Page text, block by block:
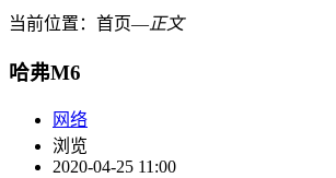
当前位置： 首页―正文
哈弗M6
网络
浏览
2020-04-25 11:00